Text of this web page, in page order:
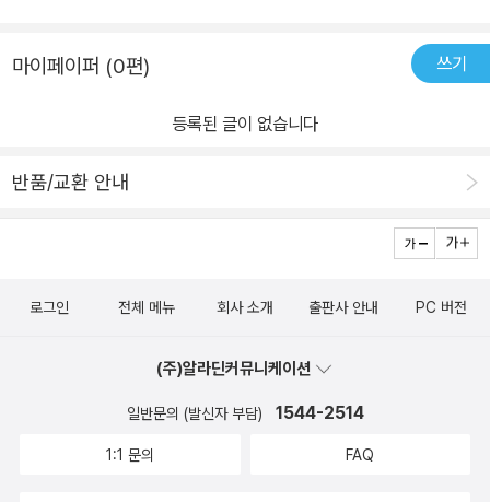
마이페이퍼 (0편) 쓰기
등록된 글이 없습니다
반품/교환 안내
로그인 전체 메뉴 회사 소개 출판사 안내 PC 버전
(주)알라딘커뮤니케이션
일반문의 (발신자 부담) 1544-2514
1:1 문의 FAQ